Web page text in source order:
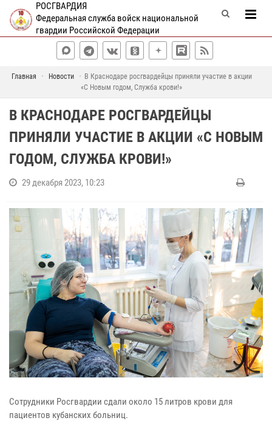
РОСГВАРДИЯ
Федеральная служба войск национальной
гвардии Российской Федерации
Главная Новости
В Краснодаре росгвардейцы приняли участие в акции
«С Новым годом, Служба крови!»
В КРАСНОДАРЕ РОСГВАРДЕЙЦЫ
ПРИНЯЛИ УЧАСТИЕ В АКЦИИ «С НОВЫМ
ГОДОМ, СЛУЖБА КРОВИ!»
29 декабря 2023, 10:23
Сотрудники Росгвардии сдали около 15 литров крови для
пациентов кубанских больниц.